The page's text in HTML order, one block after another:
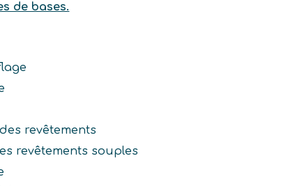
de bases.
revêtements
revêtements souples